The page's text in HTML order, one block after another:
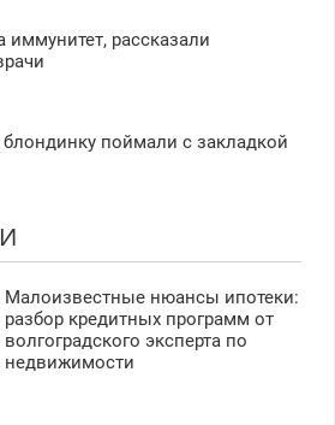
иммунитет, рассказали
поймали с закладкой
Малоизвестные нюансы ипотеки:
разбор кредитных программ от
волгоградского эксперта по
недвижимости